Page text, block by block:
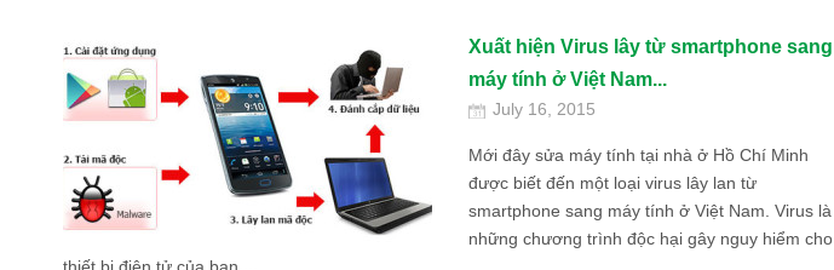
Xuất hiện Virus lây từ smartphone sang
máy tính ở Việt Nam...
July 16, 2015
Mới đây sửa máy tính tại nhà ở Hồ Chí Minh
được biết đến một loại virus lây lan từ
smartphone sang máy tính ở Việt Nam. Virus là
những chương trình độc hại gây nguy hiểm cho